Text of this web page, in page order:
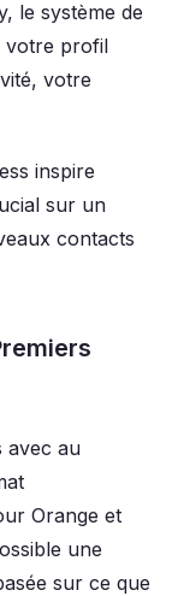
le système de
votre profil
votre
inspire
sur un
contacts
avec au
Orange et
une
sur ce que